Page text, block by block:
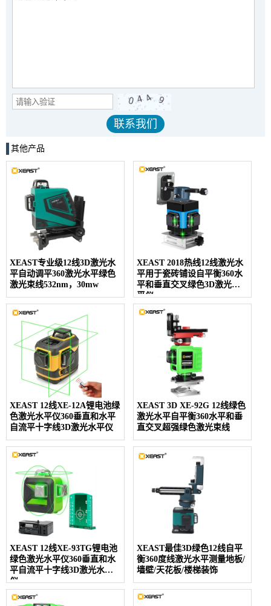
其他产品
XEAST专业级12线3D激光水
平自动调平360激光水平绿色
激光束线532nm，30mw
XEAST 2018热线12线激光水
平用于瓷砖铺设自平衡360水
平和垂直交叉绿色3D激光水
平仪
XEAST 12线XE-12A锂电池绿
色激光水平仪360垂直和水平
自流平十字线3D激光水平仪
XEAST 3D XE-92G 12线绿色
激光水平自平衡360水平和垂
直交叉超强绿色激光束线
XEAST 12线XE-93TG锂电池
绿色激光水平仪360垂直和水
平自流平十字线3D激光水平
仪
XEAST最佳3D绿色12线自平
衡360度线激光水平测量地板/
墙壁/天花板/楼梯装饰